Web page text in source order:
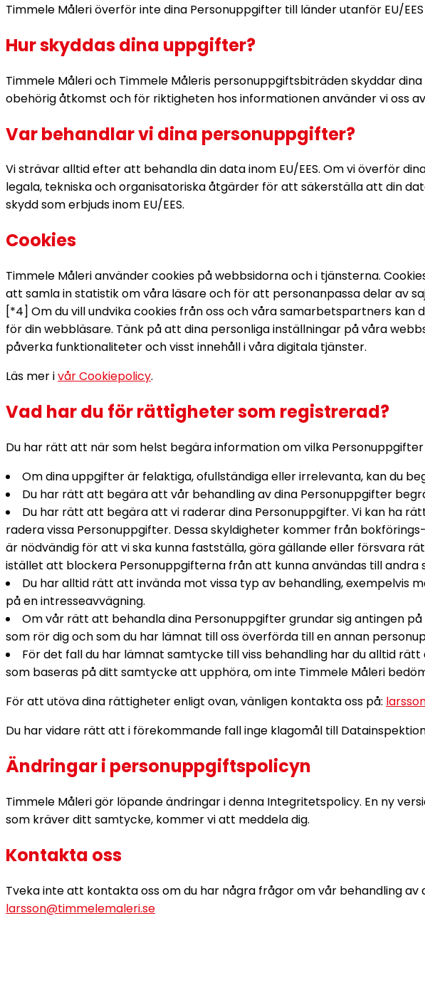
Timmele Måleri överför inte dina Personuppgifter till länder utanför EU/
Hur skyddas dina uppgifter?
Timmele Måleri och Timmele Måleris personuppgiftsbiträden skyddar
obehörig åtkomst och för riktigheten hos informationen använder vi oss
Var behandlar vi dina personuppgifter?
Vi strävar alltid efter att behandla din data inom EU/EES. Om vi överför
legala, tekniska och organisatoriska åtgärder för att säkerställa att din
skydd som erbjuds inom EU/EES.
Cookies
Timmele Måleri använder cookies på webbsidorna och i tjänsterna.
att samla in statistik om våra läsare och för att personanpassa delar av
[*4] Om du vill undvika cookies från oss och våra samarbetspartners
för din webbläsare. Tänk på att dina personliga inställningar på våra
påverka funktionaliteter och visst innehåll i våra digitala tjänster.
Läs mer ivår Cookiepolicy.
Vad har du för rättigheter som registrerad?
Du har rätt att när som helst begära information om vilka
Om dina uppgifter är felaktiga, ofullständiga eller irrelevanta, kan du
Du har rätt att begära att vår behandling av dina Personuppgifter
Du har rätt att begära att vi raderar dina Personuppgifter. Vi kan ha
radera vissa Personuppgifter. Dessa skyldigheter kommer från
är nödvändig för att vi ska kunna fastställa, göra gällande eller försvara
istället att blockera Personuppgifterna från att kunna användas till
Du har alltid rätt att invända mot vissa typ av behandling,
på en intresseavvägning.
Om vår rätt att behandla dina Personuppgifter grundar sig antingen
som rör dig och som du har lämnat till oss överförda till en annan
För det fall du har lämnat samtycke till viss behandling har du alltid
som baseras på ditt samtycke att upphöra, om inte Timmele Måleri
För att utöva dina rättigheter enligt ovan, vänligen kontakta oss på:
Du har vidare rätt att i förekommande fall inge klagomål till
Ändringar i personuppgiftspolicyn
Timmele Måleri gör löpande ändringar i denna Integritetspolicy. En ny
som kräver ditt samtycke, kommer vi att meddela dig.
Kontakta oss
Tveka inte att kontakta oss om du har några frågor om vår behandling
larsson@timmelemaleri.se